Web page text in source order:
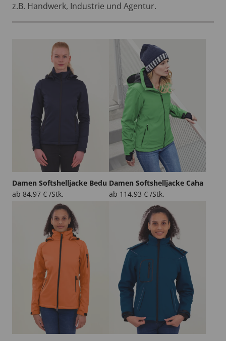
z.B. Handwerk, Industrie und Agentur.
Damen Softshelljacke Bedu
ab 84,97 € /Stk.
Damen Softshelljacke Caha
ab 114,93 € /Stk.